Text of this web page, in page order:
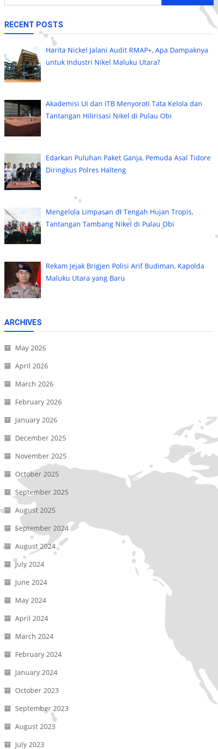
for:
RECENT POSTS
Harita Nickel Jalani Audit RMAP+, Apa Dampaknya
untuk Industri Nikel Maluku Utara?
Akademisi UI dan ITB Menyoroti Tata Kelola dan
Tantangan Hilirisasi Nikel di Pulau Obi
Edarkan Puluhan Paket Ganja, Pemuda Asal Tidore
Diringkus Polres Halteng
Mengelola Limpasan di Tengah Hujan Tropis,
Tantangan Tambang Nikel di Pulau Obi
Rekam Jejak Brigjen Polisi Arif Budiman, Kapolda
Maluku Utara yang Baru
ARCHIVES
May 2026
April 2026
March 2026
February 2026
January 2026
December 2025
November 2025
October 2025
September 2025
August 2025
September 2024
August 2024
July 2024
June 2024
May 2024
April 2024
March 2024
February 2024
January 2024
October 2023
September 2023
August 2023
July 2023